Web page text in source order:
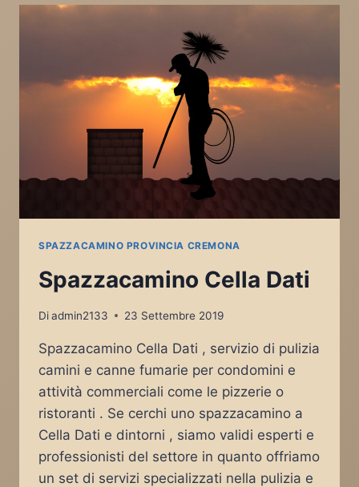
SPAZZACAMINO PROVINCIA CREMONA
Spazzacamino Cella Dati
Diadmin2133 23 Settembre 2019
Spazzacamino Cella Dati , servizio di pulizia
camini e canne fumarie per condomini e
attività commerciali come le pizzerie o
ristoranti . Se cerchi uno spazzacamino a
Cella Dati e dintorni , siamo validi esperti e
professionisti del settore in quanto offriamo
un set di servizi specializzati nella pulizia e